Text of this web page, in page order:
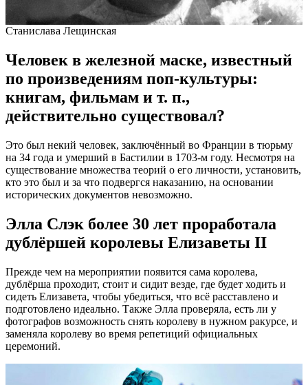
Станислава Лещинская
Человек в железной маске, известный
по произведениям поп-культуры:
книгам, фильмам и т. п.,
действительно существовал?
Это был некий человек, заключённый во Франции в тюрьму
на 34 года и умерший в Бастилии в 1703-м году. Несмотря на
существование множества теорий о его личности, установить,
кто это был и за что подвергся наказанию, на основании
исторических документов невозможно.
Элла Слэк более 30 лет проработала
дублёршей королевы Елизаветы II
Прежде чем на мероприятии появится сама королева,
дублёрша проходит, стоит и сидит везде, где будет ходить и
сидеть Елизавета, чтобы убедиться, что всё расставлено и
подготовлено идеально. Также Элла проверяла, есть ли у
фотографов возможность снять королеву в нужном ракурсе, и
заменяла королеву во время репетиций официальных
церемоний.